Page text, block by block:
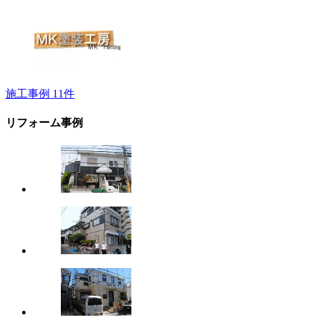
施工事例 11件
リフォーム事例